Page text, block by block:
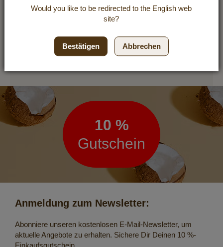
Kühlschrank, so bleiben sie für
mindestens 2 Wochen
Newsletter
10 %
Gutschein
Anmeldung zum Newsletter:
Abonniere unseren kostenlosen E-Mail-Newsletter, um
aktuelle Angebote zu erhalten. Sichere Dir Deinen 10 %-
Einkaufsgutschein.
Would you like to be redirected to the English web
site?
Bestätigen Abbrechen